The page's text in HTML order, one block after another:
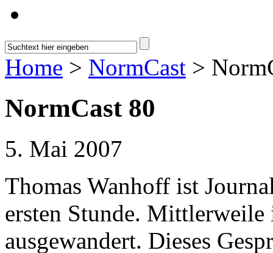
Home > NormCast >
NormCast 80
5. Mai 2007
Thomas Wanhoff ist
ersten Stunde. Mittlerweile
ausgewandert. Dieses